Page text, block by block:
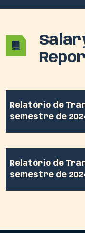
Relatório de
semestre de
Relatório de
semestre de